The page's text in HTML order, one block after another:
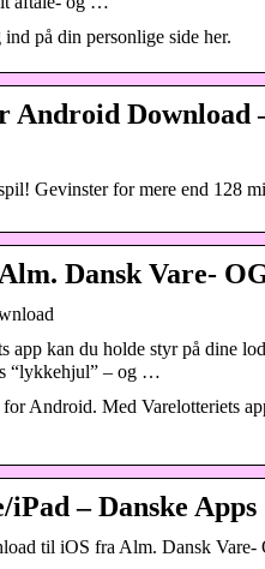
på din personlige side her.
Download
Gevinster for mere end 128
Dansk Vare-
kan du holde styr på dine
“lykkehjul” – og …
Android. Med Varelotteriets
– Danske Apps
til iOS fra Alm. Dansk Vare-